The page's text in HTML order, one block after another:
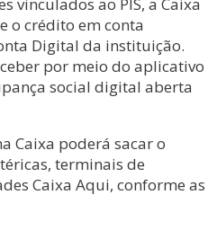
o crédito em conta
Digital da instituição.
por meio do aplicativo
social digital aberta
Caixa poderá sacar o
terminais de
Caixa Aqui, conforme as